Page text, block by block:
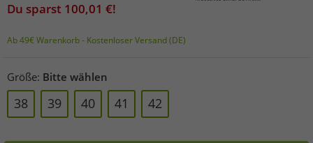
Du sparst 100,01 €!
Ab 49€ Warenkorb - Kostenloser Versand (DE)
Größe: Bitte wählen
38 39 40 41 42